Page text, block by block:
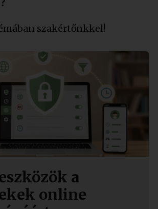
szakértőnkkel!
a
online